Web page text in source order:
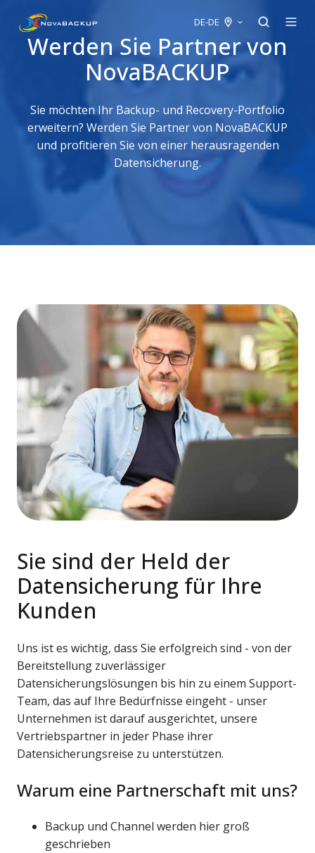
DE-DE
Werden Sie Partner von
NovaBACKUP
Sie möchten Ihr Backup- und Recovery-Portfolio
erweitern? Werden Sie Partner von NovaBACKUP
und profitieren Sie von einer herausragenden
Datensicherung.
Sie sind der Held der
Datensicherung für Ihre
Kunden
Uns ist es wichtig, dass Sie erfolgreich sind - von der
Bereitstellung zuverlässiger
Datensicherungslösungen bis hin zu einem Support-
Team, das auf Ihre Bedürfnisse eingeht - unser
Unternehmen ist darauf ausgerichtet, unsere
Vertriebspartner in jeder Phase ihrer
Datensicherungsreise zu unterstützen.
Warum eine Partnerschaft mit uns?
Backup und Channel werden hier groß
geschrieben